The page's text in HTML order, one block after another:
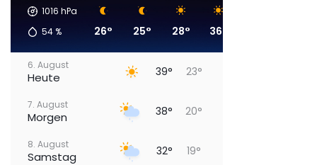
1016 hPa
54 % 26° 25° 28° 36°
6. August
Heute 39° 23°
7. August
Morgen 38° 20°
8. August
Samstag 32° 19°